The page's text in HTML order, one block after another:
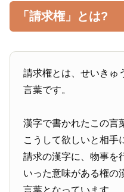
「請求権」とは?
請求権とは、せいきゅ
言葉です。
漢字で書かれたこの言
こうして欲しいと相手
請求の漢字に、物事を
いった意味がある権の